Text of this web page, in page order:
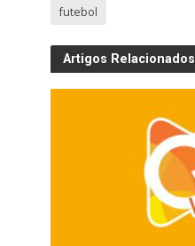
futebol
Artigos Relacionados